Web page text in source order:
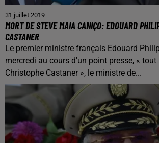
31 juillet 2019
MORT DE STEVE MAIA CANIÇO: EDOUARD
CASTANER
Le premier ministre français Edouard
mercredi au cours d'un point presse, «
Christophe Castaner », le ministre de...